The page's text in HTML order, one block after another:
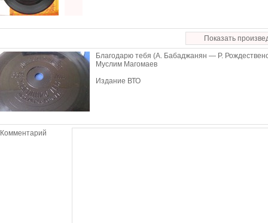
Показать
Благодарю тебя (А. Бабаджанян — Р.
Муслим Магомаев
Издание ВТО
Комментарий